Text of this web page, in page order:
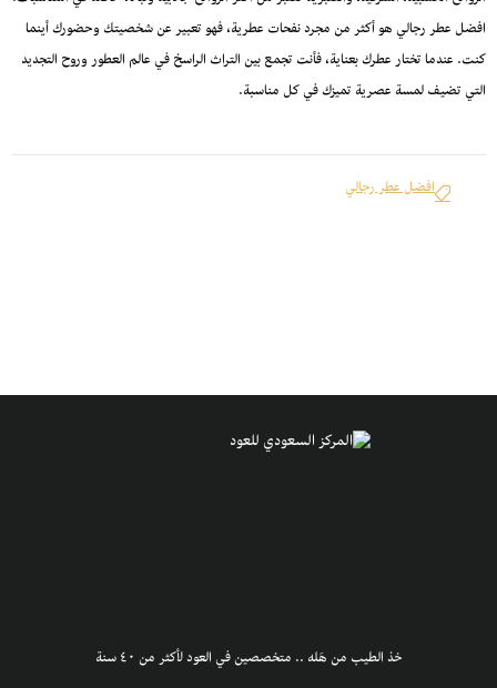
افضل عطر رجالي هو أكثر من مجرد نفحات عطرية، فهو تعبير عن شخصيتك وحضورك أينما
كنت. عندما تختار عطرك بعناية، فأنت تجمع بين التراث الراسخ في عالم العطور وروح التجديد
التي تضيف لمسة عصرية تميزك في كل مناسبة.
افضل عطر رجالي
خذ الطيب من هَله .. متخصصين في العود لأكثر من ٤٠ سنة